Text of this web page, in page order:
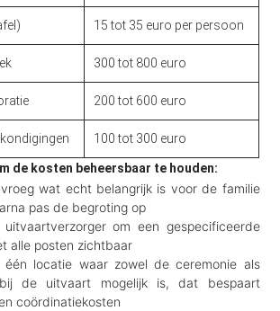
15 tot 35 euro per persoon
300 tot 800 euro
200 tot 600 euro
100 tot 300 euro
de kosten beheersbaar te houden:
wat echt belangrijk is voor de familie
pas de begroting op
om een gespecificeerde
alle posten zichtbaar
één locatie waar zowel de ceremonie als
de uitvaart mogelijk is, dat bespaart
coördinatiekosten